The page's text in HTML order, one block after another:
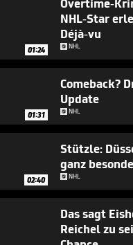
01:24
Overtime-
NHL-Star
Déjà-vu
NHL
01:31
Comeback?
Update
NHL
02:40
Stützle:
ganz
NHL
Das sagt
Reichel zu